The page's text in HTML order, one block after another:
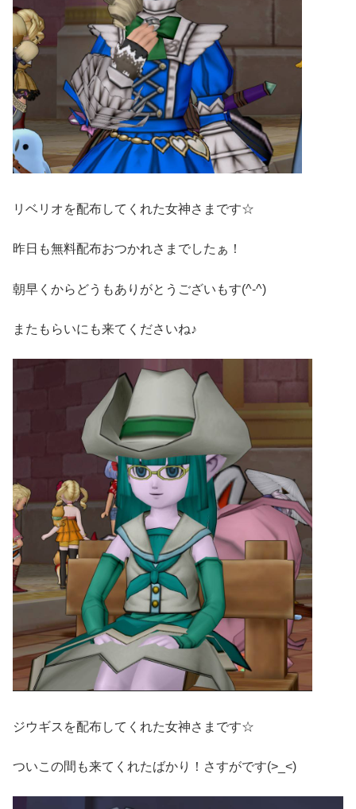
リベリオを配布してくれた女神さまです☆
昨日も無料配布おつかれさまでしたぁ！
朝早くからどうもありがとうございもす(^-^)ゞ
またもらいにも来てくださいね♪
ジウギスを配布してくれた女神さまです☆
ついこの間も来てくれたばかり！さすがです(>_<)